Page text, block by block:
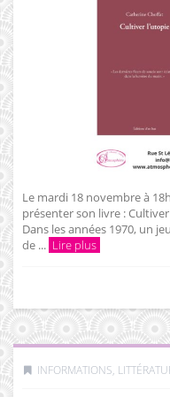
Le mardi 18 novembre à
présenter son livre :
Dans les années 1970, un
de ... Lire plus
INFORMATIONS,